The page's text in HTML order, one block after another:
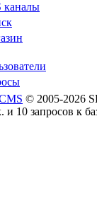
каналы
© 2005-2026
и 10 запросов к